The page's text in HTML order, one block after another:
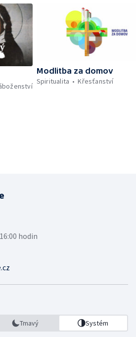
Modlitba za domov
Spiritualita
Křesťanství
hodin
Tmavý Systém